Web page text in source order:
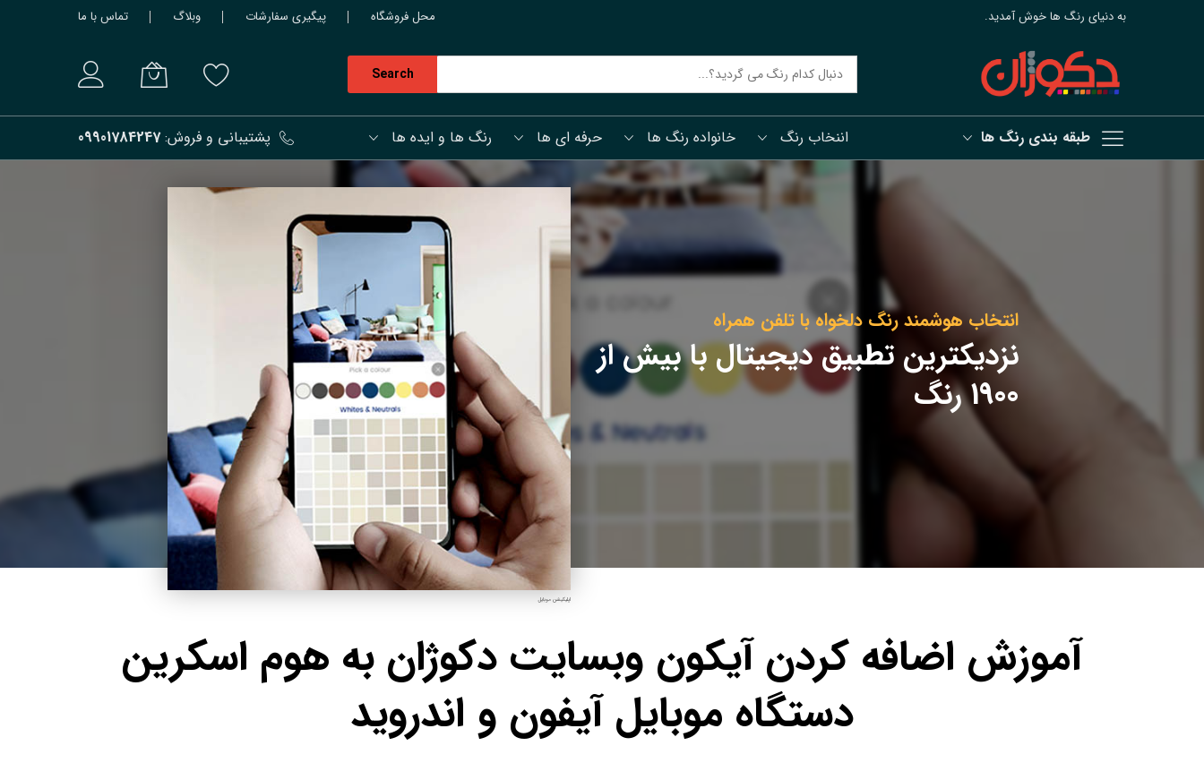
به دنیای رنگ ها خوش آمدید. محل فروشگاه پیگیری سفارشات وبلاگ تماس با ما
طبقه بندی رنگ ها
Search
اننخاب رنگ خانواده رنگ ها حرفه ای ها رنگ ها و ایده ها پشتیبانی و فروش:09901784247
انتخاب هوشمند رنگ دلخواه با تلفن همراه
نزدیکترین تطبیق دیجیتال با بیش از
1900 رنگ
اپلیکیشن موبایل
آموزش اضافه کردن آیکون وبسایت دکوژان به هوم اسکرین
دستگاه موبایل آیفون و اندروید